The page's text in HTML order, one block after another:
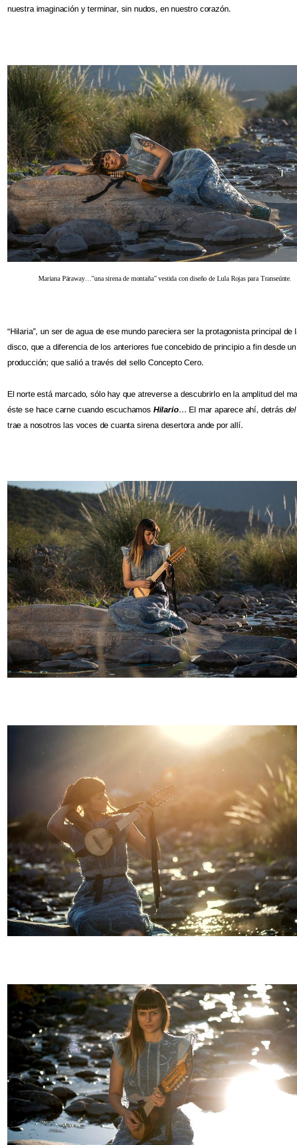
nuestra imaginación y terminar, sin nudos, en nuestro corazón.
Mariana Päraway…”una sirena de montaña” vestida con diseño de Lula Rojas para Transeúnte.
“Hilaria”, un ser de agua de ese mundo pareciera ser la protagonista principal
disco, que a diferencia de los anteriores fue concebido de principio a fin desde
producción; que salió a través del sello Concepto Cero.
El norte está marcado, sólo hay que atreverse a descubrirlo en la amplitud del
éste se hace carne cuando escuchamos Hilario… El mar aparece ahí, detrás
trae a nosotros las voces de cuanta sirena desertora ande por allí.